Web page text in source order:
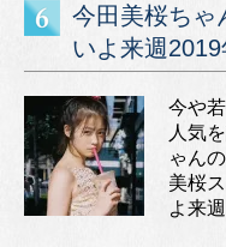
今田美桜ちゃ
いよ来週
今や
人気
ゃん
美桜
よ来